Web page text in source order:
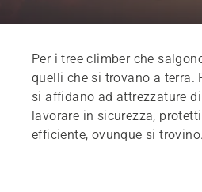
Per i tree climber che
quelli che si trovano a terra.
si affidano ad attrezzature
lavorare in sicurezza,
efficiente, ovunque si trovino.